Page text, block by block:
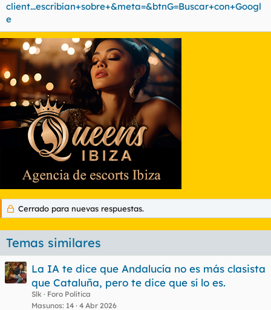
client...escribían+sobre+&meta=&btnG=Buscar+con+Googl
e
Cerrado para nuevas respuestas.
Temas similares
La IA te dice que Andalucía no es más clasista
que Cataluña, pero te dice que sí lo es.
Slk
Foro Política
Masunos 14 4 Abr 2026